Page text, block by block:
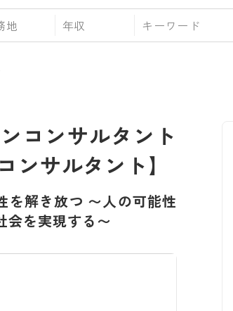
地 年収
コンサルタント
ンサルタント】
を解き放つ 〜人の可能性
会を実現する〜